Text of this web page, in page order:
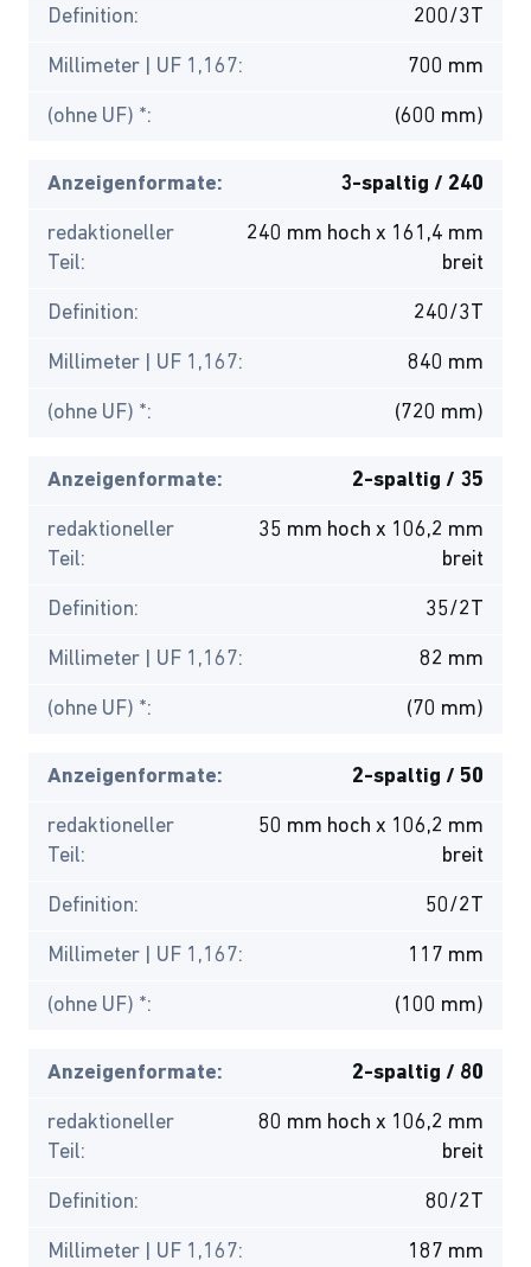
Definition: 200/3T
Millimeter | UF 1,167: 700 mm
(ohne UF) *: (600 mm)
Anzeigenformate: 3-spaltig / 240
redaktioneller
Teil:
240 mm hoch x 161,4 mm
breit
Definition: 240/3T
Millimeter | UF 1,167: 840 mm
(ohne UF) *: (720 mm)
Anzeigenformate: 2-spaltig / 35
redaktioneller
Teil:
35 mm hoch x 106,2 mm
breit
Definition: 35/2T
Millimeter | UF 1,167: 82 mm
(ohne UF) *: (70 mm)
Anzeigenformate: 2-spaltig / 50
redaktioneller
Teil:
50 mm hoch x 106,2 mm
breit
Definition: 50/2T
Millimeter | UF 1,167: 117 mm
(ohne UF) *: (100 mm)
Anzeigenformate: 2-spaltig / 80
redaktioneller
Teil:
80 mm hoch x 106,2 mm
breit
Definition: 80/2T
Millimeter | UF 1,167: 187 mm